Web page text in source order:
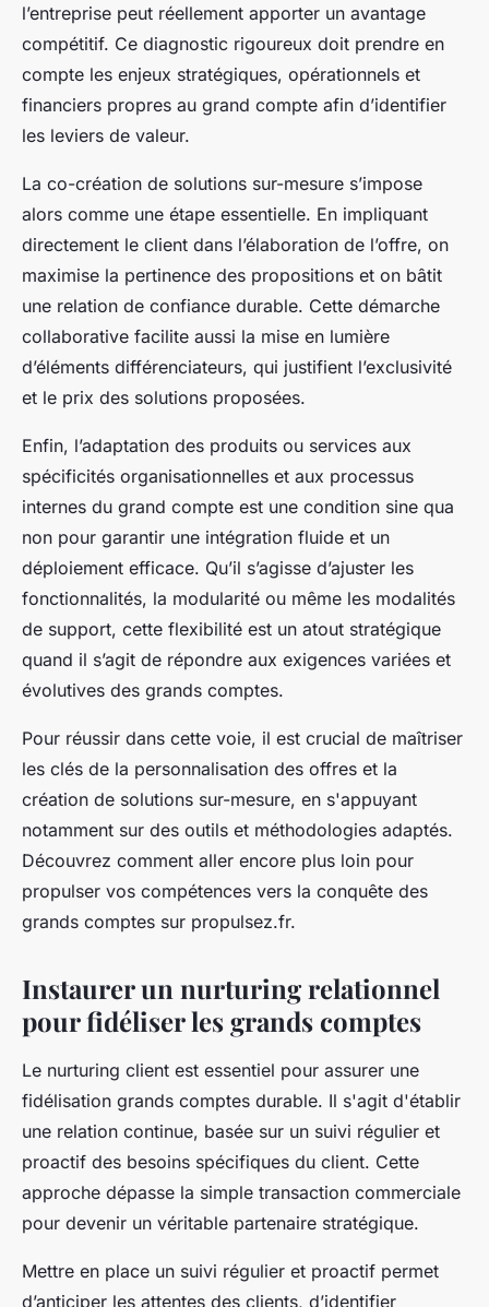
l’entreprise peut réellement apporter un avantage
compétitif. Ce diagnostic rigoureux doit prendre en
compte les enjeux stratégiques, opérationnels et
financiers propres au grand compte afin d’identifier
les leviers de valeur.
La co-création de solutions sur-mesure s’impose
alors comme une étape essentielle. En impliquant
directement le client dans l’élaboration de l’offre, on
maximise la pertinence des propositions et on bâtit
une relation de confiance durable. Cette démarche
collaborative facilite aussi la mise en lumière
d’éléments différenciateurs, qui justifient l’exclusivité
et le prix des solutions proposées.
Enfin, l’adaptation des produits ou services aux
spécificités organisationnelles et aux processus
internes du grand compte est une condition sine qua
non pour garantir une intégration fluide et un
déploiement efficace. Qu’il s’agisse d’ajuster les
fonctionnalités, la modularité ou même les modalités
de support, cette flexibilité est un atout stratégique
quand il s’agit de répondre aux exigences variées et
évolutives des grands comptes.
Pour réussir dans cette voie, il est crucial de maîtriser
les clés de la personnalisation des offres et la
création de solutions sur-mesure, en s'appuyant
notamment sur des outils et méthodologies adaptés.
Découvrez comment aller encore plus loin pour
propulser vos compétences vers la conquête des
grands comptes sur propulsez.fr.
Instaurer un nurturing relationnel
pour fidéliser les grands comptes
Le nurturing client est essentiel pour assurer une
fidélisation grands comptes durable. Il s'agit d'établir
une relation continue, basée sur un suivi régulier et
proactif des besoins spécifiques du client. Cette
approche dépasse la simple transaction commerciale
pour devenir un véritable partenaire stratégique.
Mettre en place un suivi régulier et proactif permet
d’anticiper les attentes des clients, d’identifier